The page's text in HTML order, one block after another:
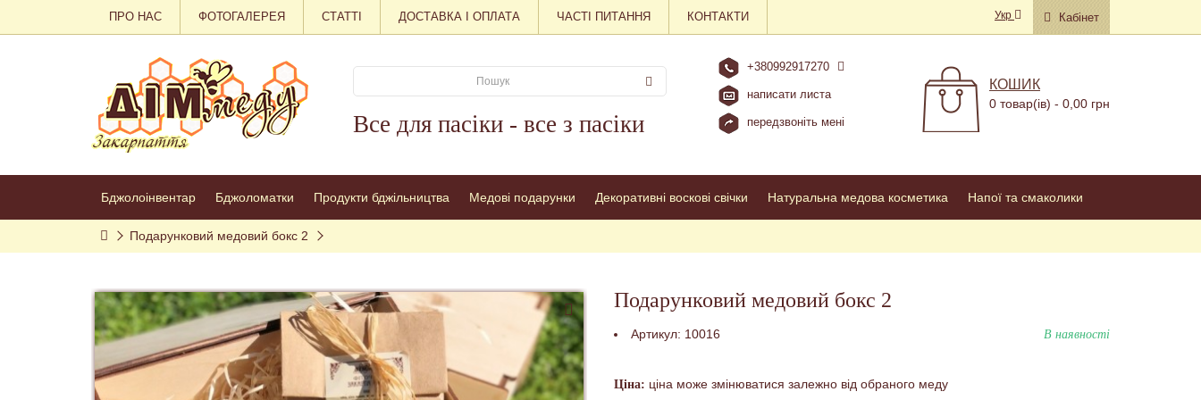
ПРО НАС ФОТОГАЛЕРЕЯ СТАТТІ ДОСТАВКА І ОПЛАТА ЧАСТІ ПИТАННЯ КОНТАКТИ Кабінет
Укр
Все для пасіки - все з пасіки
+380992917270
написати листа
передзвоніть мені
КОШИК
0 товар(ів) - 0,00 грн
Бджолоінвентар Бджоломатки Продукти бджільництва Медові подарунки Декоративні воскові свічки Натуральна медова косметика Напої та смаколики
Подарунковий медовий бокс 2
Подарунковий медовий бокс 2
Артикул: 10016 В наявності
Ціна: ціна може змінюватися залежно від обраного меду